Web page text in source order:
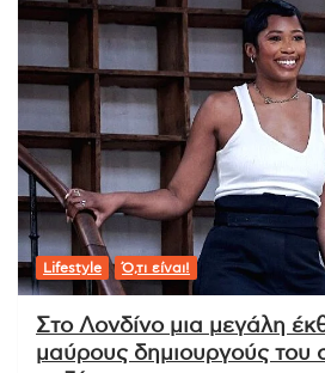
Lifestyle Ό,τι είναι!
Στο Λονδίνο μια μεγάλη
μαύρους δημιουργούς του